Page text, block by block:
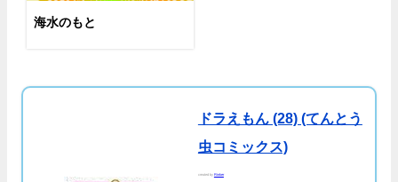
海水のもと
ドラえもん (28) (てんとう
虫コミックス)
created by Rinker